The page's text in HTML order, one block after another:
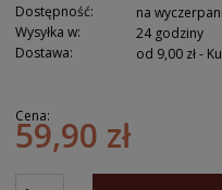
Dostępność:
na
Wysyłka w:
24 godziny
Dostawa:
od 9,00 zł-
Cena:
59,90 zł